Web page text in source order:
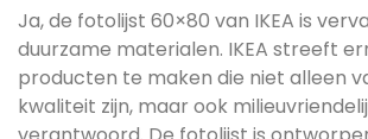
Ja, de fotolijst 60×80 van IKEA is
duurzame materialen. IKEA streeft
producten te maken die niet alleen
kwaliteit zijn, maar ook